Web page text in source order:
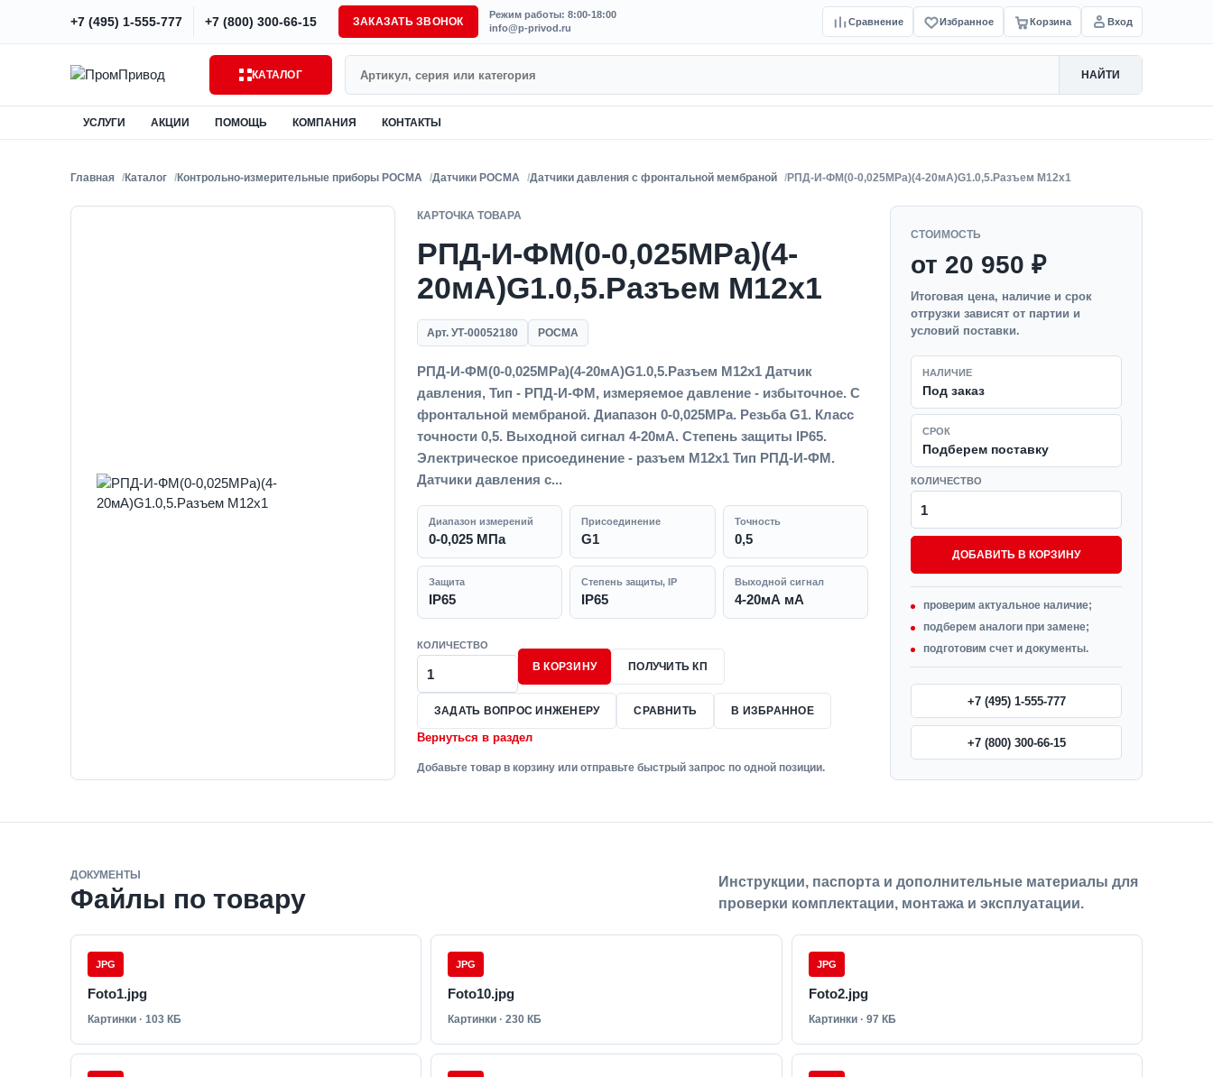
+7 (495) 1-555-777 +7 (800) 300-66-15 ЗАКАЗАТЬ ЗВОНОК
Режим работы: 8:00-18:00
info@p-privod.ru
Сравнение Избранное Корзина Вход
КАТАЛОГ НАЙТИ
УСЛУГИ АКЦИИ ПОМОЩЬ КОМПАНИЯ КОНТАКТЫ
Главная Каталог Контрольно-измерительные приборы РОСМА Датчики РОСМА Датчики давления с фронтальной мембраной РПД-И-ФМ(0-0,025MPa)(4-20мА)G1.0,5.Разъем М12х1
КАРТОЧКА ТОВАРА
РПД-И-ФМ(0-0,025MPa)(4-
20мА)G1.0,5.Разъем М12х1
Арт. УТ-00052180 РОСМА
РПД-И-ФМ(0-0,025MPa)(4-20мА)G1.0,5.Разъем М12х1 Датчик
давления, Тип - РПД-И-ФМ, измеряемое давление - избыточное. С
фронтальной мембраной. Диапазон 0-0,025MPa. Резьба G1. Класс
точности 0,5. Выходной сигнал 4-20мА. Степень защиты IP65.
Электрическое присоединение - разъем М12х1 Тип РПД-И-ФМ.
Датчики давления с...
Диапазон измерений
0-0,025 МПа
Присоединение
G1
Точность
0,5
Защита
IP65
Степень защиты, IP
IP65
Выходной сигнал
4-20мА мА
КОЛИЧЕСТВО
В КОРЗИНУ ПОЛУЧИТЬ КП
ЗАДАТЬ ВОПРОС ИНЖЕНЕРУ СРАВНИТЬ В ИЗБРАННОЕ
Вернуться в раздел
Добавьте товар в корзину или отправьте быстрый запрос по одной позиции.
СТОИМОСТЬ
от 20 950 ₽
Итоговая цена, наличие и срок
отгрузки зависят от партии и
условий поставки.
НАЛИЧИЕ
Под заказ
СРОК
Подберем поставку
КОЛИЧЕСТВО
ДОБАВИТЬ В КОРЗИНУ
проверим актуальное наличие;
подберем аналоги при замене;
подготовим счет и документы.
+7 (495) 1-555-777
+7 (800) 300-66-15
ДОКУМЕНТЫ
Файлы по товару
Инструкции, паспорта и дополнительные материалы для
проверки комплектации, монтажа и эксплуатации.
JPG
Foto1.jpg
Картинки · 103 КБ
JPG
Foto10.jpg
Картинки · 230 КБ
JPG
Foto2.jpg
Картинки · 97 КБ